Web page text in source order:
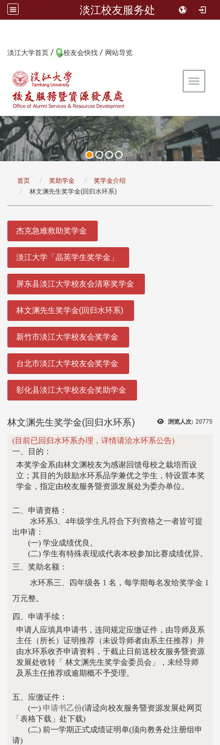
淡江校友服务处
淡江大学首页 / 校友会快找 / 网站导览
Toggle
首页 奖助学金
奖学金介绍
林文渊先生奖学金(回归水环系)
杰克急难救助奖学金
淡江大学「晶英学生奖学金」
屏东县淡江大学校友会清寒奖学金
林文渊先生奖学金(回归水环系)
新竹市淡江大学校友会奖学金
台北市淡江大学校友会奖学金
彰化县淡江大学校友会奖助学金
浏览人次: 20775
林文渊先生奖学金(回归水环系)
(目前已回归水环系办理，详情请洽水环系公告)
一、目的：
本奖学金系由林文渊校友为感谢回馈母校之栽培而设
立；其目的为鼓励水环系品学兼优之学生，特设置本奖
学金，指定由校友服务暨资源发展处为委办单位。
二、申请资格：
水环系3、4年级学生凡符合下列资格之一者皆可提
出申请：
(一) 学业成绩优良。
(二) 学生有特殊表现或代表本校参加比赛成绩优异。
三、奖助名额：
水环系三、四年级各 1 名，每学期每名发给奖学金 1
万元整。
四、申请手续：
申请人应填具申请书，连同规定应缴证件，由导师及系
主任（所长）证明推荐（未设导师者由系主任推荐）并
由水环系收齐申请资料，于截止日前送校友服务暨资源
发展处收转「 林文渊先生奖学金委员会」，未经导师
及系主任推荐或逾期概不予受理。
五、应缴证件：
(一) 申请书乙份(请迳向校友服务暨资源发展处网页
「表格下载」处下载)
(二) 前一学期正式成绩证明单(须向教务处注册组申
请)